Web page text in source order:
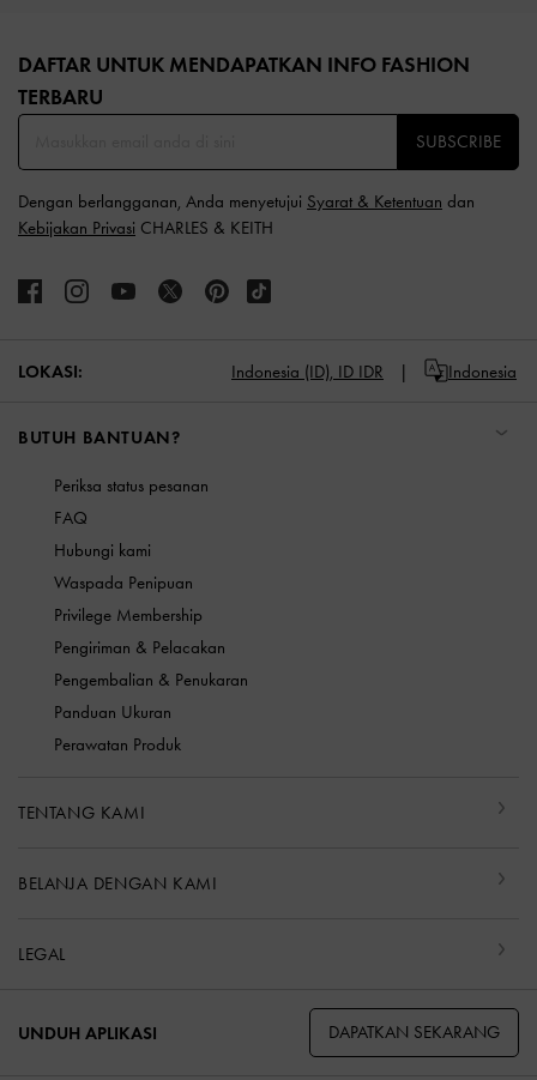
DAFTAR UNTUK MENDAPATKAN INFO FASHION
TERBARU​
SUBSCRIBE
Dengan berlangganan, Anda menyetujui Syarat & Ketentuan dan
Kebijakan Privasi CHARLES & KEITH
LOKASI: Indonesia (ID), ID IDR Indonesia
BUTUH BANTUAN?
Periksa status pesanan
FAQ
Hubungi kami
Waspada Penipuan
Privilege Membership
Pengiriman & Pelacakan
Pengembalian & Penukaran
Panduan Ukuran
Perawatan Produk
TENTANG KAMI
BELANJA DENGAN KAMI
LEGAL
UNDUH APLIKASI DAPATKAN SEKARANG